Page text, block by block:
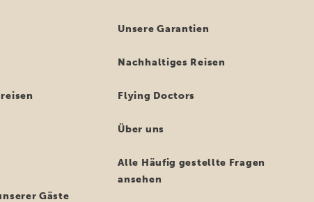
Gäste
Unsere Garantien
Nachhaltiges Reisen
Flying Doctors
Über uns
Alle Häufig gestellte Fragen
ansehen